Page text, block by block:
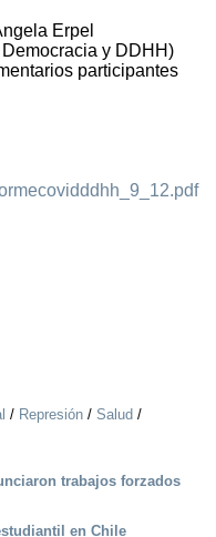
Erpel
y DDHH)
participantes
/ Represión / Salud /
trabajos forzados
en Chile